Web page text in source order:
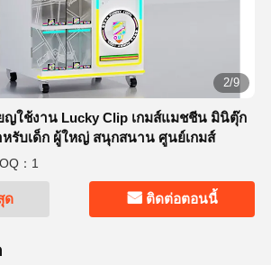
2/9
ญใช้งาน Lucky Clip เกมส์แมชชีน มินิตุ๊ก
รับเด็ก ผู้ใหญ่ สนุกสนาน ศูนย์เกมส์
：1
ด ติดต่อตอนนี้